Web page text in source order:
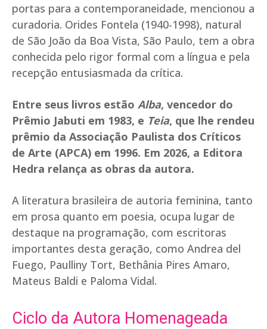
portas para a contemporaneidade, mencionou a
curadoria. Orides Fontela (1940-1998), natural
de São João da Boa Vista, São Paulo, tem a obra
conhecida pelo rigor formal com a língua e pela
recepção entusiasmada da crítica.
Entre seus livros estão Alba, vencedor do
Prêmio Jabuti em 1983, e Teia, que lhe rendeu
prêmio da Associação Paulista dos Críticos
de Arte (APCA) em 1996. Em 2026, a Editora
Hedra relança as obras da autora.
A literatura brasileira de autoria feminina, tanto
em prosa quanto em poesia, ocupa lugar de
destaque na programação, com escritoras
importantes desta geração, como Andrea del
Fuego, Paulliny Tort, Bethânia Pires Amaro,
Mateus Baldi e Paloma Vidal.
Ciclo da Autora Homenageada